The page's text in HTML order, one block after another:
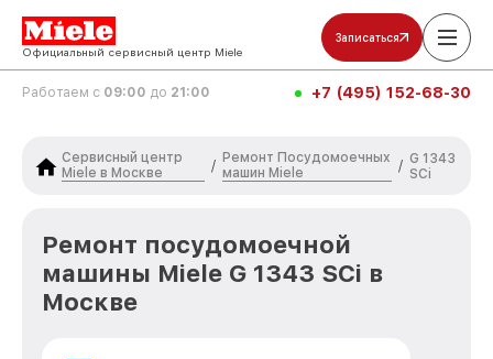
Официальный сервисный центр Miele
Записаться
Работаем с 09:00 до 21:00 +7 (495) 152-68-30
Сервисный центр
Miele в Москве
/
Ремонт Посудомоечных
машин Miele
/ G 1343
SCi
Ремонт посудомоечной
машины Miele G 1343 SCi в
Москве